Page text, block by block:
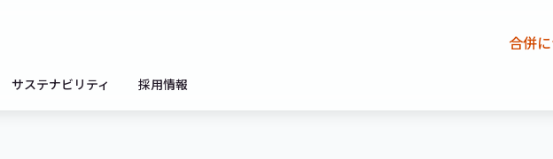
サステナビリティ 採用情報
合併